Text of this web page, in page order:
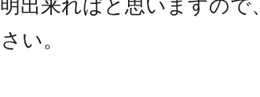
出来ればと思いますので
い。